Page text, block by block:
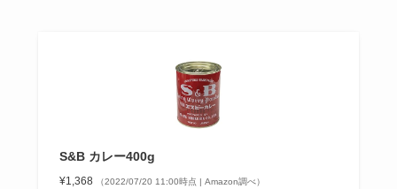
S&B カレー400g
¥1,368 （2022/07/20 11:00時点 | Amazon調べ）